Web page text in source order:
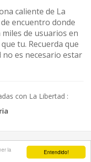
Entendido!
la
caliente de La
encuentro donde
de usuarios en
tu. Recuerda que
es necesario estar
con La Libertad :
Ayuda Contacta